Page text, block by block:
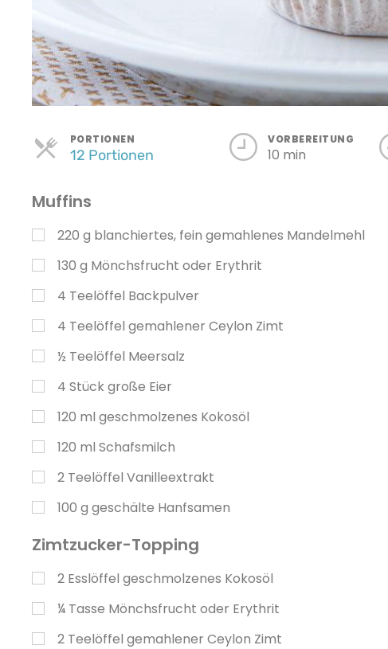
PORTIONEN
12 Portionen
VORBEREITUNG
10 min
Muffins
220 g blanchiertes, fein gemahlenes Mandelmehl
130 g Mönchsfrucht oder Erythrit
4 Teelöffel Backpulver
4 Teelöffel gemahlener Ceylon Zimt
½ Teelöffel Meersalz
4 Stückgroße Eier
120 ml geschmolzenes Kokosöl
120 ml Schafsmilch
2 Teelöffel Vanilleextrakt
100 g geschälte Hanfsamen
Zimtzucker-Topping
2 Esslöffel geschmolzenes Kokosöl
¼ Tasse Mönchsfrucht oder Erythrit
2 Teelöffel gemahlener Ceylon Zimt